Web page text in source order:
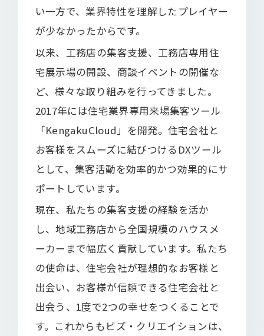
い一方で、業界特性を理解したプレイヤー
が少なかったからです。
以来、工務店の集客支援、工務店専用住
宅展示場の開設、商談イベントの開催な
ど、様々な取り組みを行ってきました。
2017年には住宅業界専用来場集客ツール
「KengakuCloud」を開発。住宅会社と
お客様をスムーズに結びつけるDXツール
として、集客活動を効率的かつ効果的にサ
ポートしています。
現在、私たちの集客支援の経験を活か
し、地域工務店から全国規模のハウスメ
ーカーまで幅広く貢献しています。私たち
の使命は、住宅会社が理想的なお客様と
出会い、お客様が信頼できる住宅会社と
出会う、1度で2つの幸せをつくることで
す。これからもビズ・クリエイションは、